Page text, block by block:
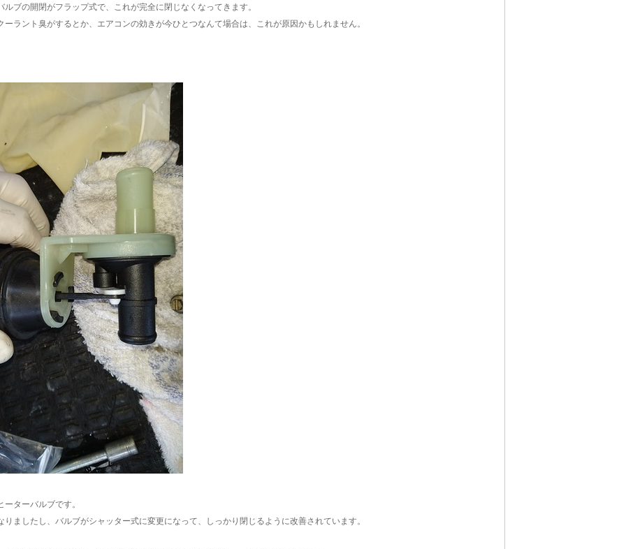
ルブの開閉がフラップ式で、これが完全に閉じなくなってきます。
ーラント臭がするとか、エアコンの効きが今ひとつなんて場合は、これが原因かもしれません。
ーターバルブです。
りましたし、バルブがシャッター式に変更になって、しっかり閉じるように改善されています。